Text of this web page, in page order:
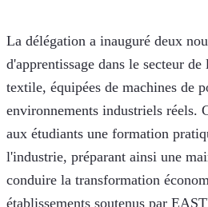
La délégation a inauguré deux
d'apprentissage dans le secteur
textile, équipées de machines de
environnements industriels réels.
aux étudiants une formation
l'industrie, préparant ainsi une
conduire la transformation
établissements soutenus par